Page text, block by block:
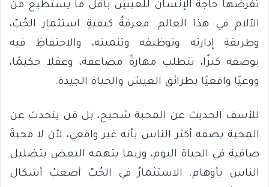
تفرضها حاجةُ الإنسان للعيشِ بأقل ما يستطيع من
الآلام في هذا العالم. معرفةُ كيفيةِ استثمار الحُبّ،
وطريقةِ إدارته وتوظيفه وتنميته، والاحتفاظِ فيه
بوصفه كنزًا، تتطلب مهارةً مضاعفة، وعقلا حكيمًا،
ووعيًا واقعيًا بطرائق العيش والحياة الجيدة.
للأسف الحديث عن المحبة شحيح، بل مَن يتحدث عن
المحبة يصفه أكثر الناس بأنه غير واقعي، لأن لا محبةَ
صافية في الحياة اليوم، وربما يتهمه البعض بتضليل
الناس بأوهام. الاستثمارُ في الحُبّ أصعبُ أشكال